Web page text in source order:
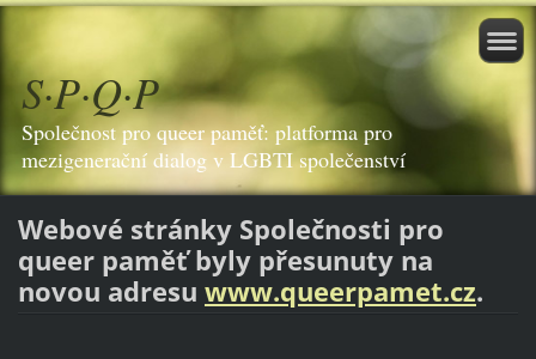
S·P·Q·P
Společnost pro queer paměť: platforma pro
mezigenerační dialog v LGBTI společenství
Webové stránky Společnosti pro
queer paměť byly přesunuty na
novou adresu www.queerpamet.cz.